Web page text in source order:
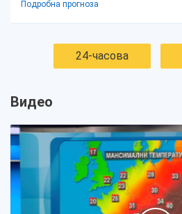
Подробна прогноза
24-часова
Видео